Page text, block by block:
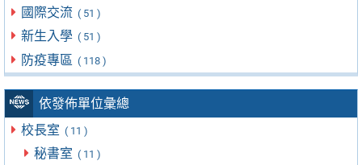
國際交流 ( 51 )
新生入學 ( 51 )
防疫專區 ( 118 )
依發佈單位彙總
校長室 ( 11 )
秘書室 ( 11 )